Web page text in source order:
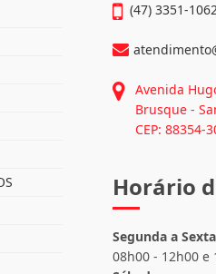
(47) 3351-
Avenida
Brusque -
CEP: 88354-
Horário
Segunda a
08h00 - 12h00 e